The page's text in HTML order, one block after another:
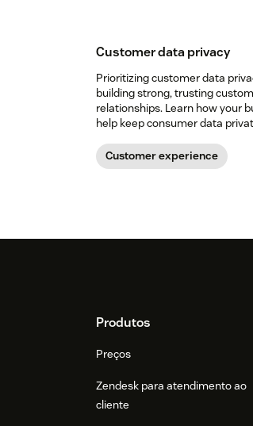
Customer data privacy
Prioritizing customer data
building strong, trusting
relationships. Learn how your
help keep consumer data
Customer experience
FooterProdutos
Preços
Zendesk para atendimento ao
cliente